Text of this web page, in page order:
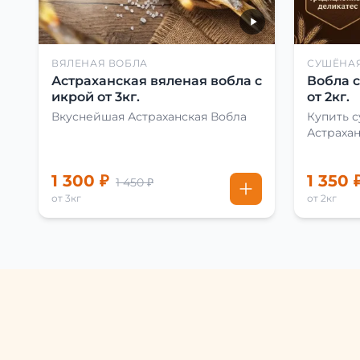
ВЯЛЕНАЯ ВОБЛА
Астраханская вяленая вобла с
икрой от 3кг.
Вкуснейшая Астраханская Вобла
1 300 ₽ 1 450 ₽
от 3кг
Вобла
от 2кг.
Купить
1 350
от 2кг